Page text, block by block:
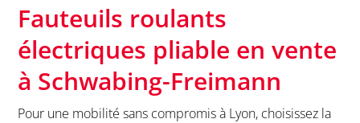
Fauteuils roulants
électriques pliable en vente
à Schwabing-Freimann
Pour une mobilité sans compromis à Lyon, choisissez la